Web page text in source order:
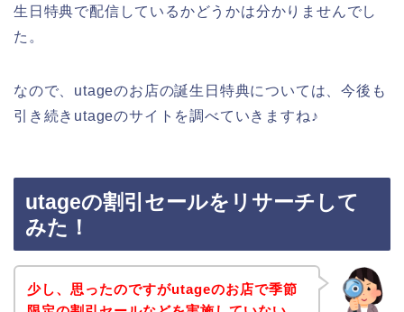
生日特典で配信しているかどうかは分かりませんでし
た。
なので、utageのお店の誕生日特典については、今後も
引き続きutageのサイトを調べていきますね♪
utageの割引セールをリサーチして
みた！
少し、思ったのですがutageのお店で季節